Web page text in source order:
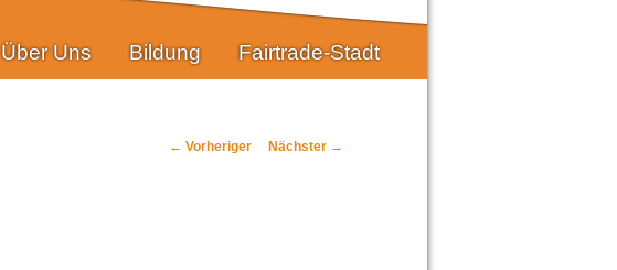
Über Uns Bildung Fairtrade-Stadt
Beitragsnavigation
← Vorheriger Nächster →